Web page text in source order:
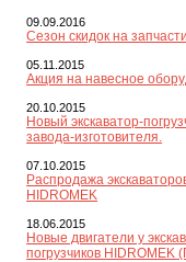
09.09.2016
Сезон скидок на
05.11.2015
Акция на навесное
20.10.2015
Новый экскаватор-
завода-изготовителя.
07.10.2015
Распродажа
HIDROMEK
18.06.2015
Новые двигатели у
погрузчиков HIDROMEK